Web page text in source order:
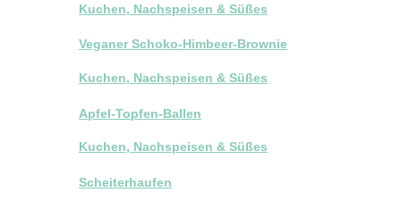
Kuchen, Nachspeisen & Süßes
Veganer Schoko-Himbeer-Brownie
Kuchen, Nachspeisen & Süßes
Apfel-Topfen-Ballen
Kuchen, Nachspeisen & Süßes
Scheiterhaufen